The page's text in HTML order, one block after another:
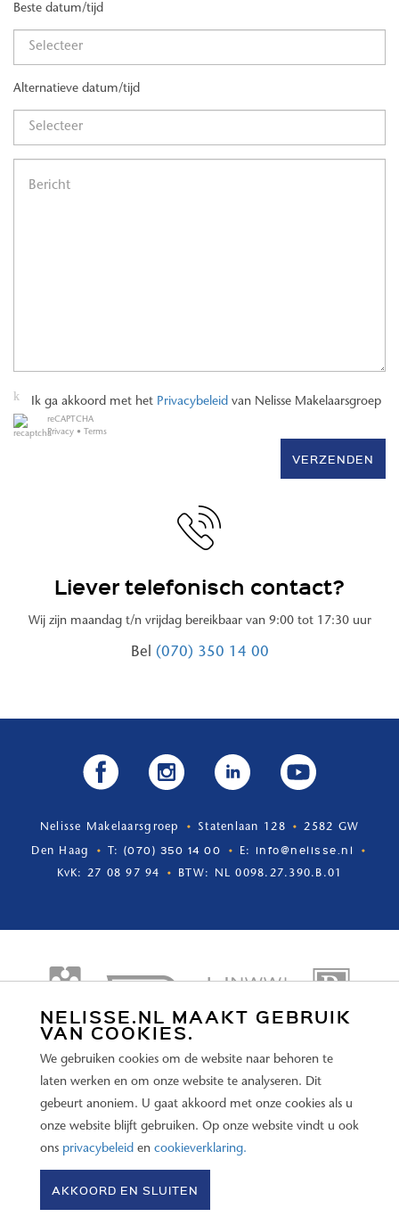
NELISSE.NL MAAKT GEBRUIK
VAN COOKIES.
We gebruiken cookies om de website naar behoren te
laten werken en om onze website te analyseren. Dit
gebeurt anoniem. U gaat akkoord met onze cookies als u
onze website blijft gebruiken. Op onze website vindt u ook
ons privacybeleid en cookieverklaring.
AKKOORD EN SLUITEN
Beste datum/tijd
Alternatieve datum/tijd
Ik ga akkoord met het Privacybeleid van Nelisse Makelaarsgroep
reCAPTCHA
Privacy • Terms
VERZENDEN
Liever telefonisch contact?
Wij zijn maandag t/n vrijdag bereikbaar van 9:00 tot 17:30 uur
Bel (070) 350 14 00
Nelisse Makelaarsgroep Statenlaan 128 2582 GW
Den Haag T: (070) 350 14 00 E: info@nelisse.nl
KvK: 27 08 97 94 BTW: NL 0098.27.390.B.01
Cookieverklaring–website door OGonline